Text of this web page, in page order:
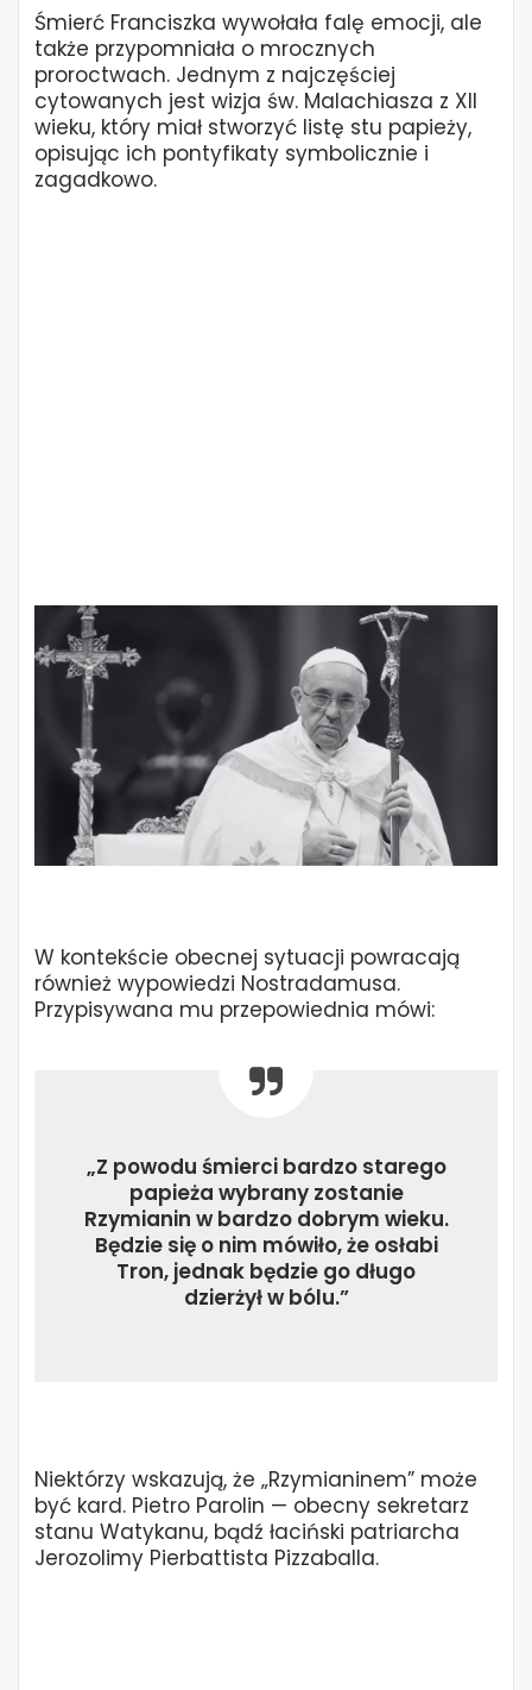
Śmierć Franciszka wywołała falę emocji, ale
także przypomniała o mrocznych
proroctwach. Jednym z najczęściej
cytowanych jest wizja św. Malachiasza z XII
wieku, który miał stworzyć listę stu papieży,
opisując ich pontyfikaty symbolicznie i
zagadkowo.
W kontekście obecnej sytuacji powracają
również wypowiedzi Nostradamusa.
Przypisywana mu przepowiednia mówi:
„Z powodu śmierci bardzo starego
papieża wybrany zostanie
Rzymianin w bardzo dobrym wieku.
Będzie się o nim mówiło, że osłabi
Tron, jednak będzie go długo
dzierżył w bólu.”
Niektórzy wskazują, że „Rzymianinem” może
być kard. Pietro Parolin — obecny sekretarz
stanu Watykanu, bądź łaciński patriarcha
Jerozolimy Pierbattista Pizzaballa.